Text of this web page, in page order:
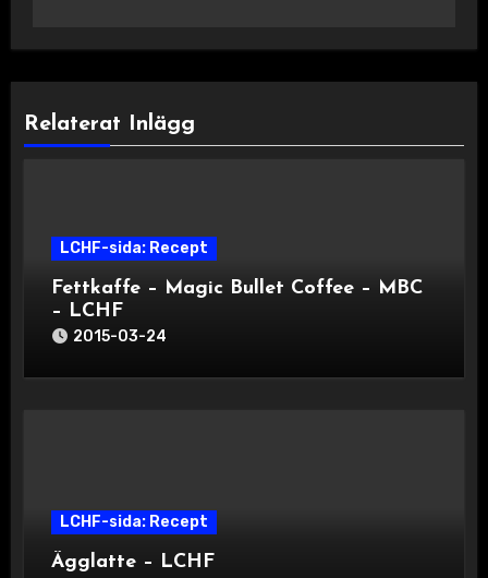
Relaterat Inlägg
LCHF-sida: Recept
Fettkaffe – Magic Bullet Coffee – MBC
– LCHF
2015-03-24
LCHF-sida: Recept
Ägglatte – LCHF